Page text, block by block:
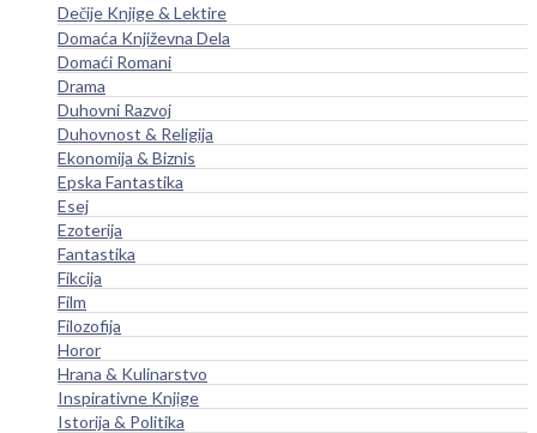
Dečije Knjige & Lektire
Domaća Književna Dela
Domaći Romani
Drama
Duhovni Razvoj
Duhovnost & Religija
Ekonomija & Biznis
Epska Fantastika
Esej
Ezoterija
Fantastika
Fikcija
Film
Filozofija
Horor
Hrana & Kulinarstvo
Inspirativne Knjige
Istorija & Politika